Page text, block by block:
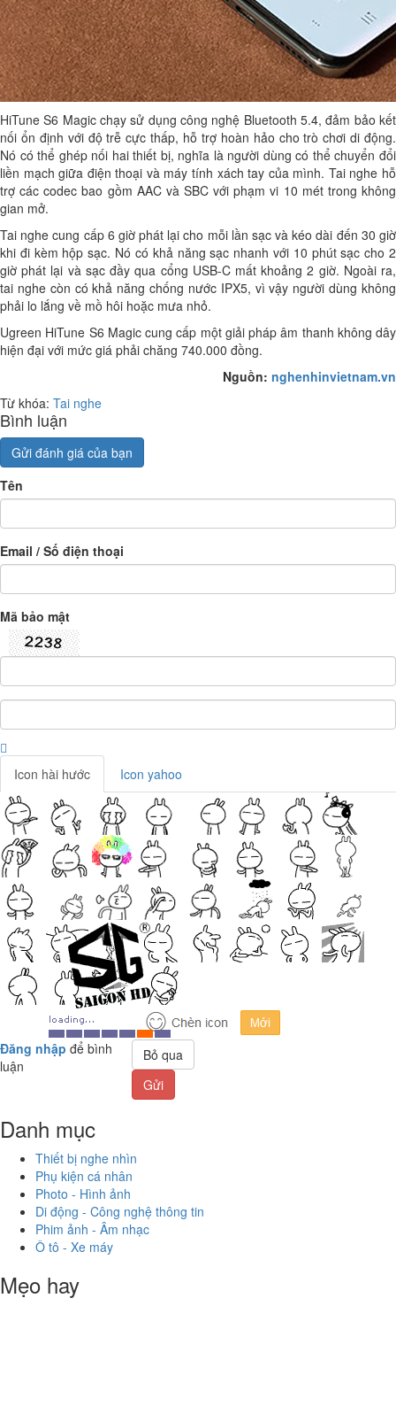
HiTune S6 Magic chạy sử dụng công nghệ Bluetooth 5.4, đảm bảo kết
nối ổn định với độ trễ cực thấp, hỗ trợ hoàn hảo cho trò chơi di động.
Nó có thể ghép nối hai thiết bị, nghĩa là người dùng có thể chuyển đổi
liền mạch giữa điện thoại và máy tính xách tay của mình. Tai nghe hỗ
trợ các codec bao gồm AAC và SBC với phạm vi 10 mét trong không
gian mở.
Tai nghe cung cấp 6 giờ phát lại cho mỗi lần sạc và kéo dài đến 30 giờ
khi đi kèm hộp sạc. Nó có khả năng sạc nhanh với 10 phút sạc cho 2
giờ phát lại và sạc đầy qua cổng USB-C mất khoảng 2 giờ. Ngoài ra,
tai nghe còn có khả năng chống nước IPX5, vì vậy người dùng không
phải lo lắng về mồ hôi hoặc mưa nhỏ.
Ugreen HiTune S6 Magic cung cấp một giải pháp âm thanh không dây
hiện đại với mức giá phải chăng 740.000 đồng.
Nguồn: nghenhinvietnam.vn
Từ khóa: Tai nghe
Bình luận
Gửi đánh giá của bạn
Tên
Email / Số điện thoại
Mã bảo mật
Icon hài hước Icon yahoo
Đăng nhập để bình
luận
Bỏ qua
Gửi
Danh mục
Thiết bị nghe nhìn
Phụ kiện cá nhân
Photo - Hình ảnh
Di động - Công nghệ thông tin
Phim ảnh - Âm nhạc
Ô tô - Xe máy
Mẹo hay